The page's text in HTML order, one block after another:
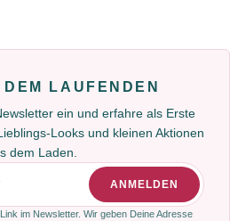
LAUFENDEN
ein und erfahre als Erste
Looks und kleinen Aktionen
dem Laden.
ANMELDEN
im Newsletter. Wir geben Deine Adresse